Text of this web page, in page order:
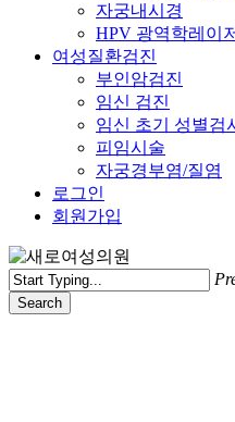
자궁내시경
HPV 광역학레이
여성질환검진
부인암검진
임신 검진
임신 초기 성별검
피임시술
자궁경부염/질염
로그인
회원가입
Search